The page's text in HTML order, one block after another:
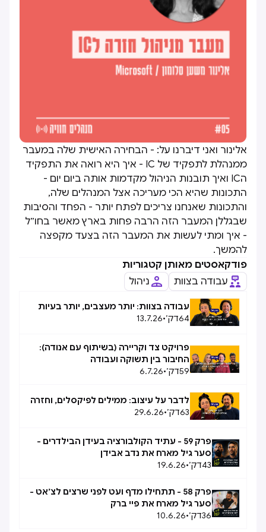
אלינור ואני דיברנו על: - הבחירה האישית שלה במעבר
ממנהלת לתפקיד של IC - איך היא רואה את התפקיד
הIC ואיך תובנות הניהול מקדמות אותה ביום יום -
התכונות שהיא הכי מעריכה אצל המנהלים שלה,
והתכונות שאנחנו צריכים לפתח יותר - הפחד והסיבות
שבגללן המעבר הזה הרבה פחות בארץ מאשר בחו״ל
- איך ומתי לעשות את המעבר הזה בצעד מקפצה
להמשך.
פודקאסטים מאותן קטגוריות
עבודה בצוות
ניהול
עבודה בצוות: יותר מעצבים, יותר בעיות
64דק׳•
13.7.26
פרויקט צד וקריירה (בשיתוף עם אנודה):
החיבור בין תשוקה ועבודה
59דק׳•
6.7.26
לדבר על עיצוב: ממילים לפיקסלים, וחזרה
63דק׳•
29.6.26
פרק 59 - עתיד הקולבורציה בעידן הבילדרים -
סער גיל מארח את נדב אבידן
43דק׳•
19.6.26
פרק 58 - תתחילו מדף ועט לפני שרצים לצ׳אט -
סער גיל מארח את פיי ברק
36דק׳•
10.6.26